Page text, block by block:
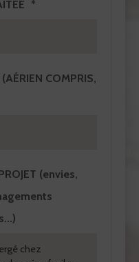
COMPRIS,
(envies,